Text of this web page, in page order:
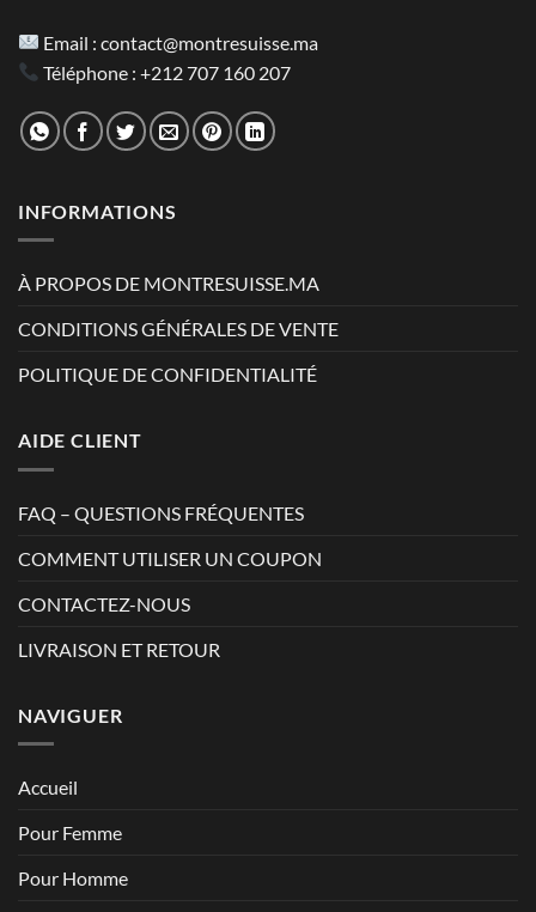
Email :contact@montresuisse.ma
Téléphone :+212 707 160 207
INFORMATIONS
À PROPOS DE MONTRESUISSE.MA
CONDITIONS GÉNÉRALES DE VENTE
POLITIQUE DE CONFIDENTIALITÉ
AIDE CLIENT
FAQ – QUESTIONS FRÉQUENTES
COMMENT UTILISER UN COUPON
CONTACTEZ-NOUS
LIVRAISON ET RETOUR
NAVIGUER
Accueil
Pour Femme
Pour Homme